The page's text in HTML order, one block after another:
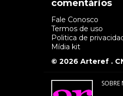
comentários
Fale Conosco
Termos de uso
Politica de
Mídia kit
© 2026 Arteref .
SOBRE